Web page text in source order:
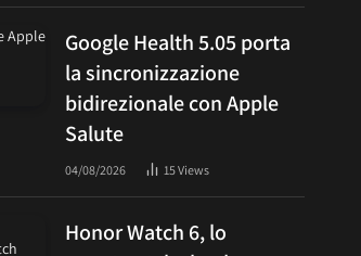
Google Health 5.05 porta
la sincronizzazione
bidirezionale con Apple
Salute
04/08/2026 15Views
Honor Watch 6, lo